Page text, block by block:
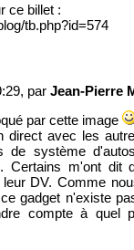
ce billet :
tb.php?id=574
par Jean-Pierre
par cette image
direct avec les
système
Certains m'ont dit
DV. Comme
gadget n'existe
compte à quel